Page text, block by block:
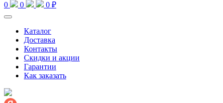
0
0 0 ₽
Каталог
Доставка
Контакты
Скидки и акции
Гарантии
Как заказать